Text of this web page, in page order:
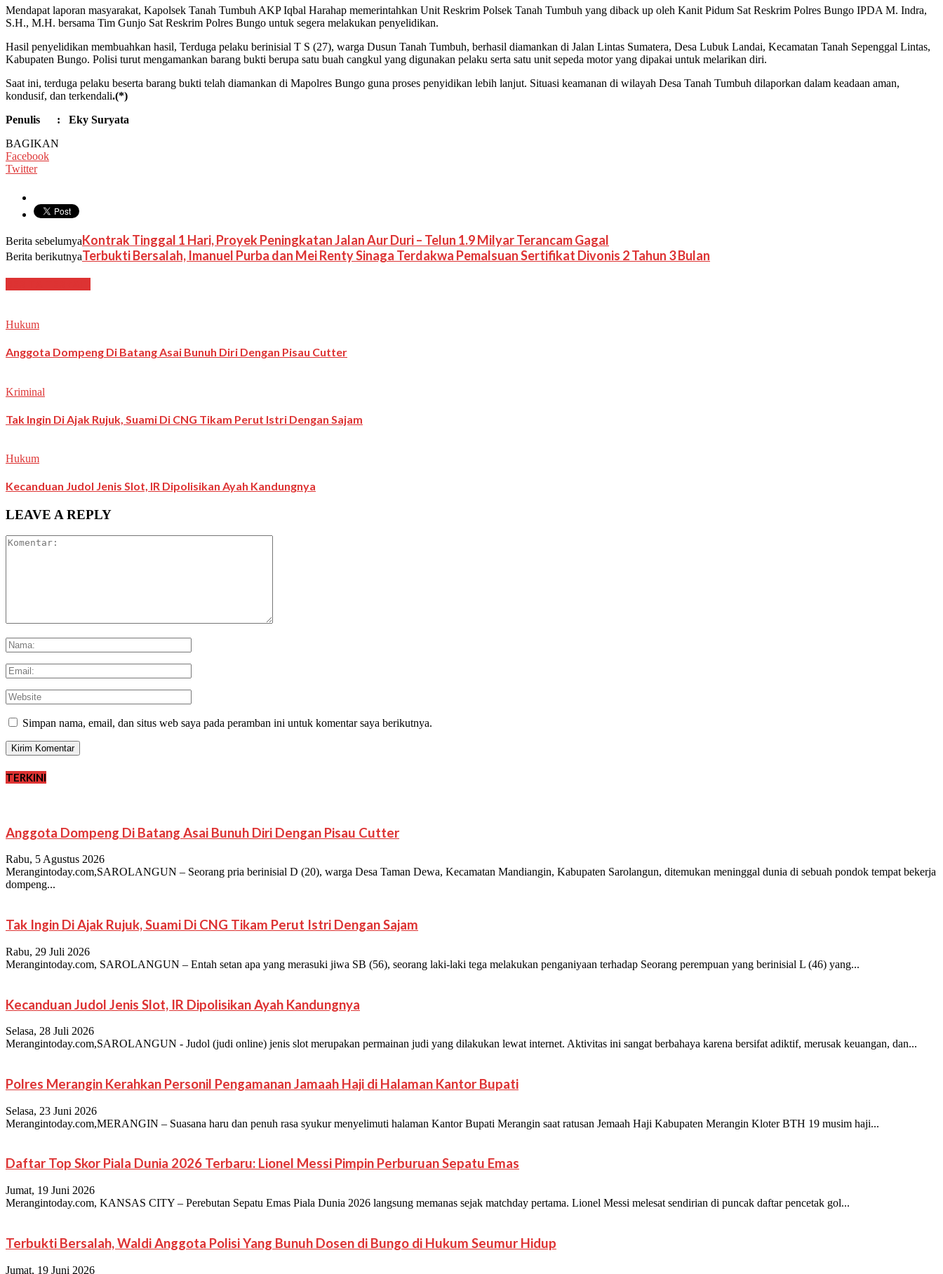
Mendapat laporan masyarakat, Kapolsek Tanah Tumbuh AKP Iqbal Harahap memerintahkan Unit Reskrim Polsek Tanah Tumbuh yang diback up oleh Kanit Pidum Sat Reskrim Polres Bungo IPDA M. Indra,
S.H., M.H. bersama Tim Gunjo Sat Reskrim Polres Bungo untuk segera melakukan penyelidikan.
Hasil penyelidikan membuahkan hasil, Terduga pelaku berinisial T S (27), warga Dusun Tanah Tumbuh, berhasil diamankan di Jalan Lintas Sumatera, Desa Lubuk Landai, Kecamatan Tanah Sepenggal Lintas,
Kabupaten Bungo. Polisi turut mengamankan barang bukti berupa satu buah cangkul yang digunakan pelaku serta satu unit sepeda motor yang dipakai untuk melarikan diri.
Saat ini, terduga pelaku beserta barang bukti telah diamankan di Mapolres Bungo guna proses penyidikan lebih lanjut. Situasi keamanan di wilayah Desa Tanah Tumbuh dilaporkan dalam keadaan aman,
kondusif, dan terkendali.(*)
Penulis : Eky Suryata
BAGIKAN
Facebook
Twitter
Berita sebelumyaKontrak Tinggal 1 Hari, Proyek Peningkatan Jalan Aur Duri – Telun 1.9 Milyar Terancam Gagal
Berita berikutnyaTerbukti Bersalah, Imanuel Purba dan Mei Renty Sinaga Terdakwa Pemalsuan Sertifikat Divonis 2 Tahun 3 Bulan
Hukum
Anggota Dompeng Di Batang Asai Bunuh Diri Dengan Pisau Cutter
Kriminal
Tak Ingin Di Ajak Rujuk, Suami Di CNG Tikam Perut Istri Dengan Sajam
Hukum
Kecanduan Judol Jenis Slot, IR Dipolisikan Ayah Kandungnya
LEAVE A REPLY
Simpan nama, email, dan situs web saya pada peramban ini untuk komentar saya berikutnya.
TERKINI
Anggota Dompeng Di Batang Asai Bunuh Diri Dengan Pisau Cutter
Rabu, 5 Agustus 2026
Merangintoday.com,SAROLANGUN – Seorang pria berinisial D (20), warga Desa Taman Dewa, Kecamatan Mandiangin, Kabupaten Sarolangun, ditemukan meninggal dunia di sebuah pondok tempat bekerja
dompeng...
Tak Ingin Di Ajak Rujuk, Suami Di CNG Tikam Perut Istri Dengan Sajam
Rabu, 29 Juli 2026
Merangintoday.com, SAROLANGUN – Entah setan apa yang merasuki jiwa SB (56), seorang laki-laki tega melakukan penganiyaan terhadap Seorang perempuan yang berinisial L (46) yang...
Kecanduan Judol Jenis Slot, IR Dipolisikan Ayah Kandungnya
Selasa, 28 Juli 2026
Merangintoday.com,SAROLANGUN - Judol (judi online) jenis slot merupakan permainan judi yang dilakukan lewat internet. Aktivitas ini sangat berbahaya karena bersifat adiktif, merusak keuangan, dan...
Polres Merangin Kerahkan Personil Pengamanan Jamaah Haji di Halaman Kantor Bupati
Selasa, 23 Juni 2026
Merangintoday.com,MERANGIN – Suasana haru dan penuh rasa syukur menyelimuti halaman Kantor Bupati Merangin saat ratusan Jemaah Haji Kabupaten Merangin Kloter BTH 19 musim haji...
Daftar Top Skor Piala Dunia 2026 Terbaru: Lionel Messi Pimpin Perburuan Sepatu Emas
Jumat, 19 Juni 2026
Merangintoday.com, KANSAS CITY – Perebutan Sepatu Emas Piala Dunia 2026 langsung memanas sejak matchday pertama. Lionel Messi melesat sendirian di puncak daftar pencetak gol...
Terbukti Bersalah, Waldi Anggota Polisi Yang Bunuh Dosen di Bungo di Hukum Seumur Hidup
Jumat, 19 Juni 2026